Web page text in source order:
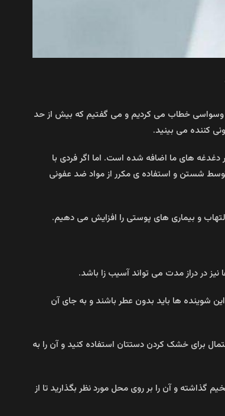
وسواسی خطاب می کردیم و می گفتیم که بیش از حد
کننده می بینید.
دغدغه های ما اضافه شده است. اما اگر فردی با
شستن و استفاده ی مکرر از مواد ضد عفونی
و بیماری های پوستی را افزایش می دهیم.
در دراز مدت می تواند آسیب زا باشد.
شوینده ها باید بدون عطر باشند و به جای آن
برای خشک کردن دستتان استفاده کنید و آن را به
و آن را بر روی محل مورد نظر بگذارید تا از